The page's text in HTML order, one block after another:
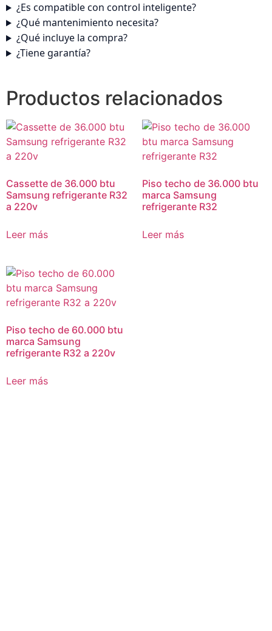
¿Es compatible con control inteligente?
¿Qué mantenimiento necesita?
¿Qué incluye la compra?
¿Tiene garantía?
Productos relacionados
Cassette de 36.000 btu
Samsung refrigerante R32
a 220v
Leer más
Piso techo de 36.000 btu
marca Samsung
refrigerante R32
Leer más
Piso techo de 60.000 btu
marca Samsung
refrigerante R32 a 220v
Leer más